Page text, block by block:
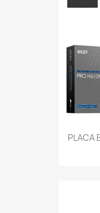
PLACA